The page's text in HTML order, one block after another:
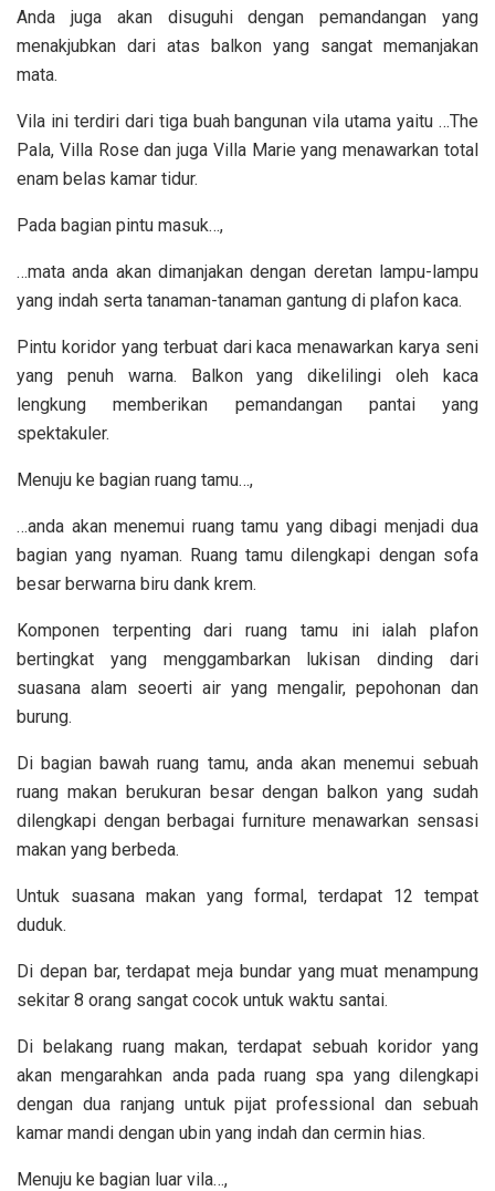
Anda juga akan disuguhi dengan pemandangan yang
menakjubkan dari atas balkon yang sangat memanjakan
mata.
Vila ini terdiri dari tiga buah bangunan vila utama yaitu …The
Pala, Villa Rose dan juga Villa Marie yang menawarkan total
enam belas kamar tidur.
Pada bagian pintu masuk…,
…mata anda akan dimanjakan dengan deretan lampu-lampu
yang indah serta tanaman-tanaman gantung di plafon kaca.
Pintu koridor yang terbuat dari kaca menawarkan karya seni
yang penuh warna. Balkon yang dikelilingi oleh kaca
lengkung memberikan pemandangan pantai yang
spektakuler.
Menuju ke bagian ruang tamu…,
…anda akan menemui ruang tamu yang dibagi menjadi dua
bagian yang nyaman. Ruang tamu dilengkapi dengan sofa
besar berwarna biru dank krem.
Komponen terpenting dari ruang tamu ini ialah plafon
bertingkat yang menggambarkan lukisan dinding dari
suasana alam seoerti air yang mengalir, pepohonan dan
burung.
Di bagian bawah ruang tamu, anda akan menemui sebuah
ruang makan berukuran besar dengan balkon yang sudah
dilengkapi dengan berbagai furniture menawarkan sensasi
makan yang berbeda.
Untuk suasana makan yang formal, terdapat 12 tempat
duduk.
Di depan bar, terdapat meja bundar yang muat menampung
sekitar 8 orang sangat cocok untuk waktu santai.
Di belakang ruang makan, terdapat sebuah koridor yang
akan mengarahkan anda pada ruang spa yang dilengkapi
dengan dua ranjang untuk pijat professional dan sebuah
kamar mandi dengan ubin yang indah dan cermin hias.
Menuju ke bagian luar vila…,